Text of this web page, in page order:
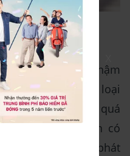
hệ tiêu hóa.
hóa
thủ ô là làm chậm
cứu với một loại
ô đỏ làm giảm quá
hà thủ ô còn có
giúp ức chế sự phát